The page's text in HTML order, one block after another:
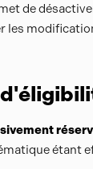
de
les
étant